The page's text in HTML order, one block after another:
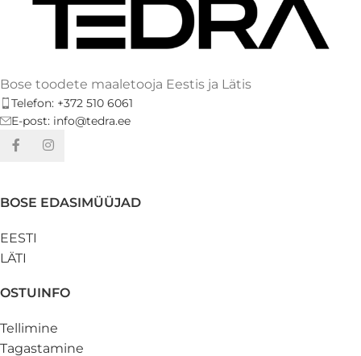
Bose toodete maaletooja Eestis ja Lätis
Telefon: +372 510 6061
E-post: info@tedra.ee
BOSE EDASIMÜÜJAD
EESTI
LÄTI
OSTUINFO
Tellimine
Tagastamine